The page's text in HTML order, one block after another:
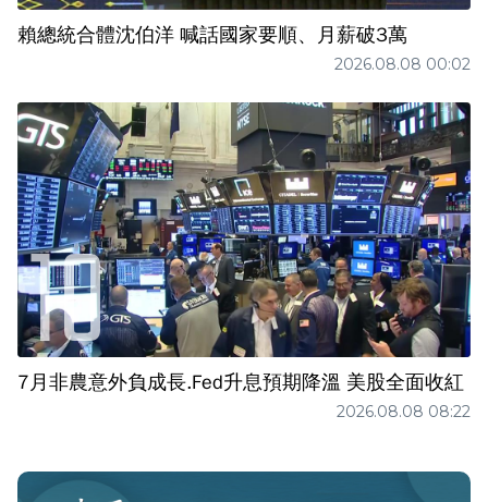
賴總統合體沈伯洋 喊話國家要順、月薪破3萬
2026.08.08 00:02
7月非農意外負成長.Fed升息預期降溫 美股全面收紅
2026.08.08 08:22